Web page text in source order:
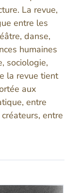
La revue,
entre les
danse,
humaines
sociologie,
la revue tient
aux
entre
entre